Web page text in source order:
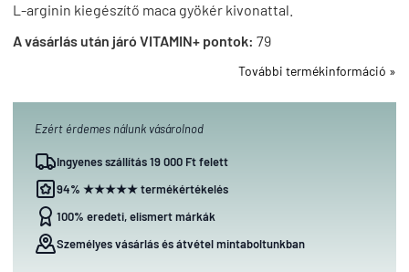
L-arginin kiegészítő maca gyökér kivonattal.
A vásárlás után járó VITAMIN+ pontok: 79
További termékinformáció »
Ezért érdemes nálunk vásárolnod
Ingyenes szállítás 19 000 Ft felett
94% ★★★★★ termékértékelés
100% eredeti, elismert márkák
Személyes vásárlás és átvétel mintaboltunkban